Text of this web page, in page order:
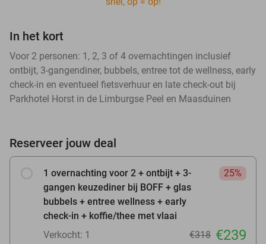
In het kort
Voor 2 personen: 1, 2, 3 of 4 overnachtingen inclusief
ontbijt, 3-gangendiner, bubbels, entree tot de wellness, early
check-in en eventueel fietsverhuur en late check-out bij
Parkhotel Horst in de Limburgse Peel en Maasduinen
Reserveer jouw deal
1 overnachting voor 2 + ontbijt + 3-
gangen keuzediner bij BOFF + glas
bubbels + entree wellness + early
check-in + koffie/thee met vlaai
25%
Verkocht: 1 €318 €239